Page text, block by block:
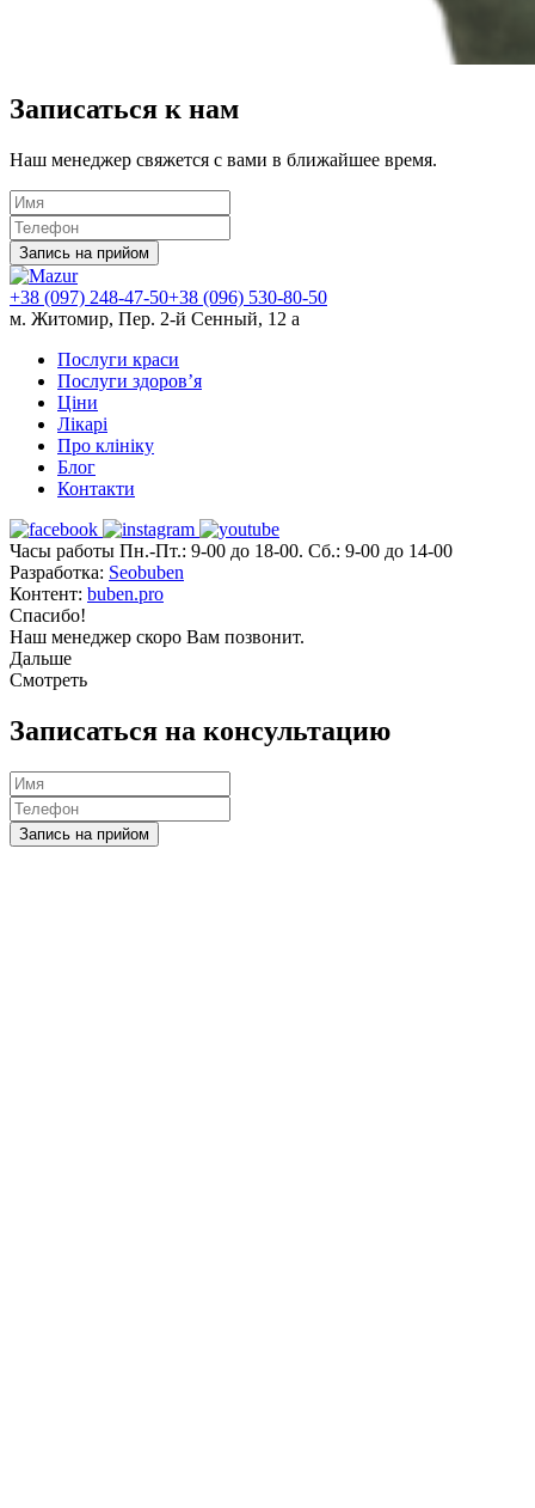
Записаться к нам
Наш менеджер свяжется с вами в ближайшее время.
Запись на прийом
+38 (097) 248-47-50+38 (096) 530-80-50
м. Житомир, Пер. 2-й Сенный, 12 а
Послуги краси
Послуги здоров’я
Ціни
Лікарі
Про клініку
Блог
Контакти
Часы работы Пн.-Пт.: 9-00 до 18-00. Сб.: 9-00 до 14-00
Разработка: Seobuben
Контент: buben.pro
Спасибо!
Наш менеджер скоро Вам позвонит.
Дальше
Смотреть
Записаться на консультацию
Запись на прийом